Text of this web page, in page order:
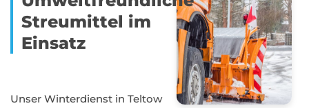
Streumittel im
Einsatz
Unser Winterdienst in Teltow